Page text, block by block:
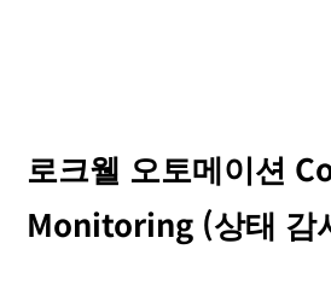
로크웰 오토메이션
Monitoring (상태 감